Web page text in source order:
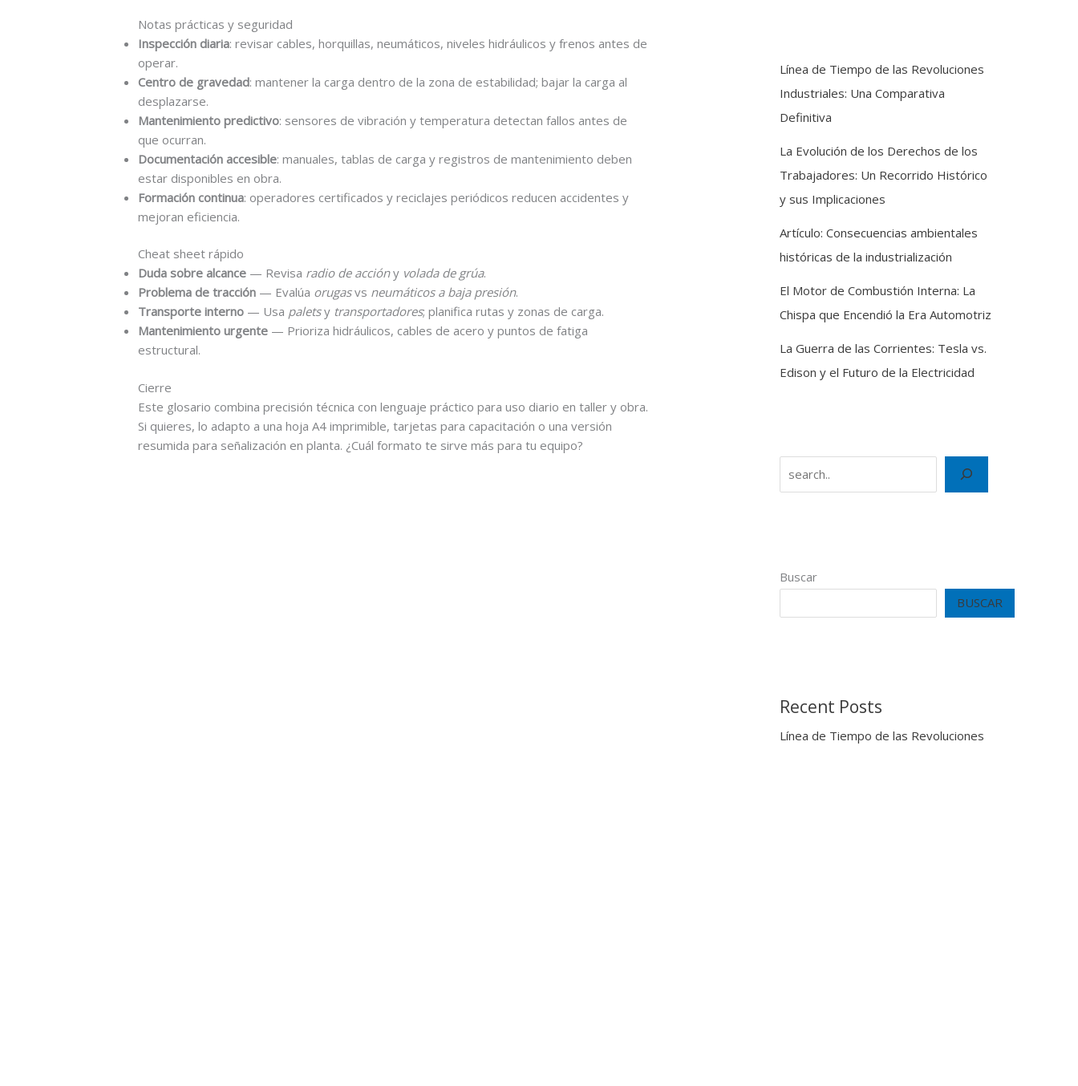
Notas prácticas y seguridad
Inspección diaria: revisar cables, horquillas, neumáticos, niveles hidráulicos y frenos antes de
operar.
Centro de gravedad: mantener la carga dentro de la zona de estabilidad; bajar la carga al
desplazarse.
Mantenimiento predictivo: sensores de vibración y temperatura detectan fallos antes de
que ocurran.
Documentación accesible: manuales, tablas de carga y registros de mantenimiento deben
estar disponibles en obra.
Formación continua: operadores certificados y reciclajes periódicos reducen accidentes y
mejoran eficiencia.
Cheat sheet rápido
Duda sobre alcance — Revisa radio de accióny volada de grúa.
Problema de tracción — Evalúa orugasvs neumáticos a baja presión.
Transporte interno — Usa paletsy transportadores; planifica rutas y zonas de carga.
Mantenimiento urgente — Prioriza hidráulicos, cables de acero y puntos de fatiga
estructural.
Cierre
Este glosario combina precisión técnica con lenguaje práctico para uso diario en taller y obra.
Si quieres, lo adapto a una hoja A4 imprimible, tarjetas para capacitación o una versión
resumida para señalización en planta. ¿Cuál formato te sirve más para tu equipo?
Línea de Tiempo de las Revoluciones
Industriales: Una Comparativa
Definitiva
La Evolución de los Derechos de los
Trabajadores: Un Recorrido Histórico
y sus Implicaciones
Artículo: Consecuencias ambientales
históricas de la industrialización
El Motor de Combustión Interna: La
Chispa que Encendió la Era Automotriz
La Guerra de las Corrientes: Tesla vs.
Edison y el Futuro de la Electricidad
Buscar
BUSCAR
Recent Posts
Línea de Tiempo de las Revoluciones